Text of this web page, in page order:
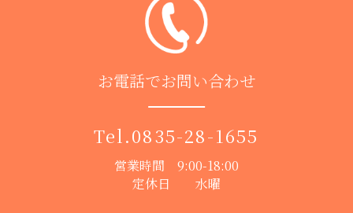
お電話でお問い合わせ
Tel.0835-28-1655
営業時間 9:00-18:00
定休日 水曜